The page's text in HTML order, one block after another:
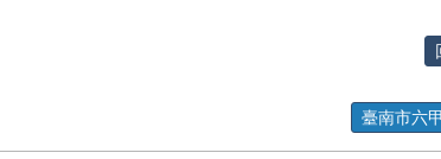
臺南市六